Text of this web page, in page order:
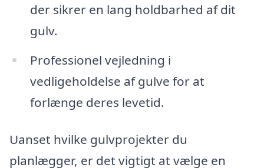
der sikrer en lang holdbarhed af dit
gulv.
Professionel vejledning i
vedligeholdelse af gulve for at
forlænge deres levetid.
Uanset hvilke gulvprojekter du
planlægger, er det vigtigt at vælge en